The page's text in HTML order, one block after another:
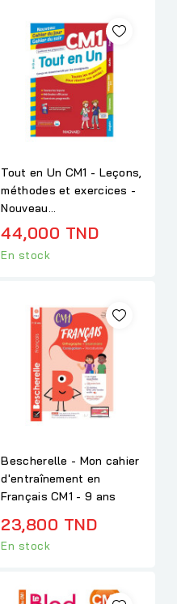
Tout en Un CM1 - Leçons,
méthodes et exercices -
Nouveau...
44,000 TND
En stock
Bescherelle - Mon cahier
d'entraînement en
Français CM1 - 9 ans
23,800 TND
En stock